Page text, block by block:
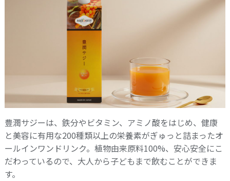
豊潤サジーは、鉄分やビタミン、アミノ酸をはじめ、健康
と美容に有用な200種類以上の栄養素がぎゅっと詰まったオ
ールインワンドリンク。植物由来原料100%、安心安全にこ
だわっているので、大人から子どもまで飲むことができま
す。